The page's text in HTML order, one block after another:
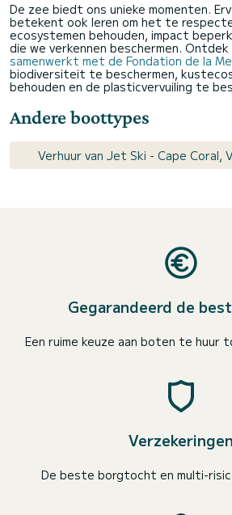
De zee biedt ons unieke momenten.
betekent ook leren om het te
ecosystemen behouden, impact
die we verkennen beschermen. Ontdek
samenwerkt met de Fondation de la
biodiversiteit te beschermen,
behouden en de plasticvervuiling te
Andere boottypes
Verhuur van Jet Ski - Cape Coral,
Gegarandeerd de
Een ruime keuze aan boten te huur
Verzekeringen
De beste borgtocht en multi-